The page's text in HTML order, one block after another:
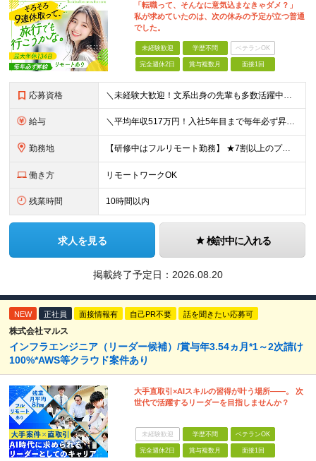
「転職って、そんなに意気込まなきゃダメ？」
私が求めていたのは、次の休みの予定が立つ普通
でした。
未経験歓迎 学歴不問 ベテランOK
完全週休2日 賞与複数月 面接1回
応募資格 ＼未経験大歓迎！文系出身の先輩も多数活躍中／ ◆PCスキルに自信のない方も歓迎 ◆完全未経験OK ◆社会人デビューもOK ◆学歴不問 ＊*こんなアナタにオススメです*＊ ◇事務職に興味があるが、給与
給与 ＼平均年収517万円！入社5年目まで毎年必ず昇給／ ■賞与年3回 ■年収800万円以上も可 ■入社3年以上の平均年収469.2万円 月給23万2000円以上＋賞与年3回＋各種手当 ☆入社5年目まで最
勤務地 【研修中はフルリモート勤務】 ★7割以上のプロジェクトでリモートワークを導入 ★一都三県のプロジェクト先 ★転居を伴う転勤なし ＜プロジェクト先＞ 東京・神奈川・千葉・埼玉でのプロジェクト先にて勤務
働き方 リモートワークOK
残業時間 10時間以内
求人を見る 検討中に入れる
掲載終了予定日： 2026.08.20
NEW 正社員 面接情報有 自己PR不要 話を聞きたい応募可
株式会社マルス
インフラエンジニア（リーダー候補）/賞与年3.54ヵ月*1～2次請け
100%*AWS等クラウド案件あり
大手直取引×AIスキルの習得が叶う場所――。 次
世代で活躍するリーダーを目指しませんか？
未経験歓迎 学歴不問 ベテランOK
完全週休2日 賞与複数月 面接1回